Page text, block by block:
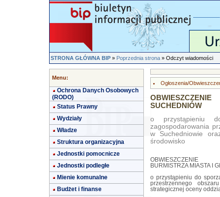
STRONA GŁÓWNA BIP»Poprzednia strona» Odczyt wiadomości
Menu:
Ochrona Danych Osobowych
(RODO)
Status Prawny
Wydziały
Władze
Struktura organizacyjna
Jednostki pomocnicze
Jednostki podległe
Mienie komunalne
Budżet i finanse
Ogłoszenia/
SUCHEDNIÓW
o przystąpieniu
zagospodarowania
w Suchedniowie
środowisko
OBWIESZCZENIE
BURMISTRZA MIASTA I
o przystąpieniu do
przestrzennego
strategicznej oceny